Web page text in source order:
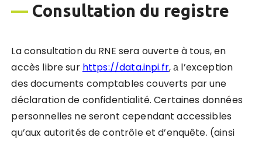
— Consultation du registre
La consultation du RNE sera ouverte à tous, en
accès libre sur https://data.inpi.fr, а l’exception
des documents comptables couverts par une
déclaration de confidentialité. Certaines données
personnelles ne seront cependant accessibles
qu’aux autorités de contrôle et d’enquête. (ainsi